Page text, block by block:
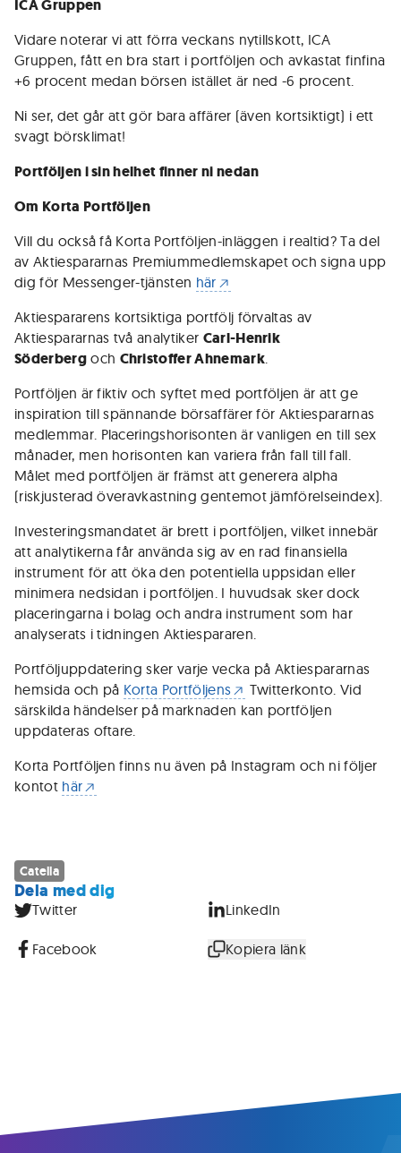
ICA Gruppen
Vidare noterar vi att förra veckans nytillskott, ICA
Gruppen, fått en bra start i portföljen och avkastat finfina
+6 procent medan börsen istället är ned -6 procent.
Ni ser, det går att gör bara affärer (även kortsiktigt) i ett
svagt börsklimat!
Portföljen i sin helhet finner ni nedan
Om Korta Portföljen
Vill du också få Korta Portföljen-inläggen i realtid? Ta del
av Aktiespararnas Premiummedlemskapet och signa upp
dig för Messenger-tjänsten här
Aktiespararens kortsiktiga portfölj förvaltas av
Aktiespararnas två analytiker Carl-Henrik
Söderbergoch Christoffer Ahnemark.
Portföljen är fiktiv och syftet med portföljen är att ge
inspiration till spännande börsaffärer för Aktiespararnas
medlemmar. Placeringshorisonten är vanligen en till sex
månader, men horisonten kan variera från fall till fall.
Målet med portföljen är främst att generera alpha
(riskjusterad överavkastning gentemot jämförelseindex).
Investeringsmandatet är brett i portföljen, vilket innebär
att analytikerna får använda sig av en rad finansiella
instrument för att öka den potentiella uppsidan eller
minimera nedsidan i portföljen. I huvudsak sker dock
placeringarna i bolag och andra instrument som har
analyserats i tidningen Aktiespararen.
Portföljuppdatering sker varje vecka på Aktiespararnas
hemsida och på Korta Portföljens
Twitterkonto. Vid
särskilda händelser på marknaden kan portföljen
uppdateras oftare.
Korta Portföljen finns nu även på Instagram och ni följer
kontot här
Catella
Dela med dig
Twitter LinkedIn
Facebook Kopiera länk